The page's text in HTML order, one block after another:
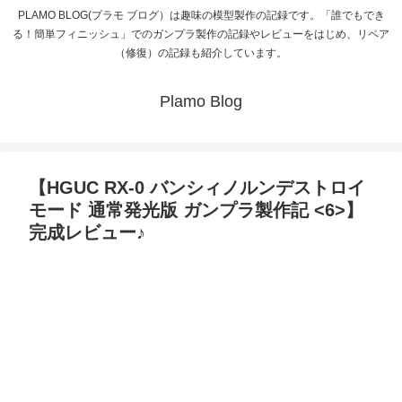
PLAMO BLOG(プラモ ブログ）は趣味の模型製作の記録です。「誰でもでき
る！簡単フィニッシュ」でのガンプラ製作の記録やレビューをはじめ、リペア
（修復）の記録も紹介しています。
Plamo Blog
【HGUC RX-0 バンシィノルンデストロイ
モード 通常発光版 ガンプラ製作記 <6>】
完成レビュー♪